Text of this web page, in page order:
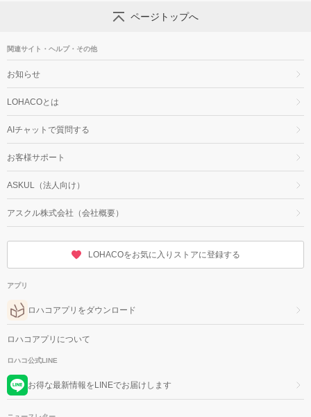
ページトップへ
関連サイト・ヘルプ・その他
お知らせ
LOHACOとは
AIチャットで質問する
お客様サポート
ASKUL（法人向け）
アスクル株式会社（会社概要）
LOHACOをお気に入りストアに登録する
アプリ
ロハコアプリをダウンロード
ロハコアプリについて
ロハコ公式LINE
お得な最新情報をLINEでお届けします